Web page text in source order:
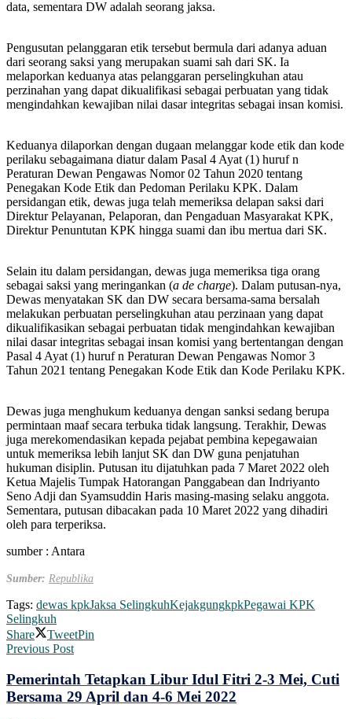
data, sementara DW adalah seorang jaksa.
Pengusutan pelanggaran etik tersebut bermula dari adanya aduan
dari seorang saksi yang merupakan suami sah dari SK. Ia
melaporkan keduanya atas pelanggaran perselingkuhan atau
perzinahan yang dapat dikualifikasi sebagai perbuatan yang tidak
mengindahkan kewajiban nilai dasar integritas sebagai insan komisi.
Keduanya dilaporkan dengan dugaan melanggar kode etik dan kode
perilaku sebagaimana diatur dalam Pasal 4 Ayat (1) huruf n
Peraturan Dewan Pengawas Nomor 02 Tahun 2020 tentang
Penegakan Kode Etik dan Pedoman Perilaku KPK. Dalam
persidangan etik, dewas juga telah memeriksa delapan saksi dari
Direktur Pelayanan, Pelaporan, dan Pengaduan Masyarakat KPK,
Direktur Penuntutan KPK hingga suami dan ibu mertua dari SK.
Selain itu dalam persidangan, dewas juga memeriksa tiga orang
sebagai saksi yang meringankan (a de charge). Dalam putusan-nya,
Dewas menyatakan SK dan DW secara bersama-sama bersalah
melakukan perbuatan perselingkuhan atau perzinaan yang dapat
dikualifikasikan sebagai perbuatan tidak mengindahkan kewajiban
nilai dasar integritas sebagai insan komisi yang bertentangan dengan
Pasal 4 Ayat (1) huruf n Peraturan Dewan Pengawas Nomor 3
Tahun 2021 tentang Penegakan Kode Etik dan Kode Perilaku KPK.
Dewas juga menghukum keduanya dengan sanksi sedang berupa
permintaan maaf secara terbuka tidak langsung. Terakhir, Dewas
juga merekomendasikan kepada pejabat pembina kepegawaian
untuk memeriksa lebih lanjut SK dan DW guna penjatuhan
hukuman disiplin. Putusan itu dijatuhkan pada 7 Maret 2022 oleh
Ketua Majelis Tumpak Hatorangan Panggabean dan Indriyanto
Seno Adji dan Syamsuddin Haris masing-masing selaku anggota.
Sementara, putusan dibacakan pada 10 Maret 2022 yang dihadiri
oleh para terperiksa.
sumber : Antara
Sumber: Republika
Tags: dewas kpkJaksa SelingkuhKejakgungkpkPegawai KPK
Selingkuh
Share
TweetPin
Previous Post
Pemerintah Tetapkan Libur Idul Fitri 2-3 Mei, Cuti
Bersama 29 April dan 4-6 Mei 2022